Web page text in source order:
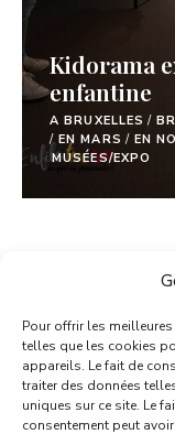
Pour offrir les
telles que les cookies
appareils. Le fait de
traiter des données
uniques sur ce site. Le
consentement peut
Kidorama
enfantine
A BRUXELLES /
/ EN MARS / EN
MUSÉES/EXPO